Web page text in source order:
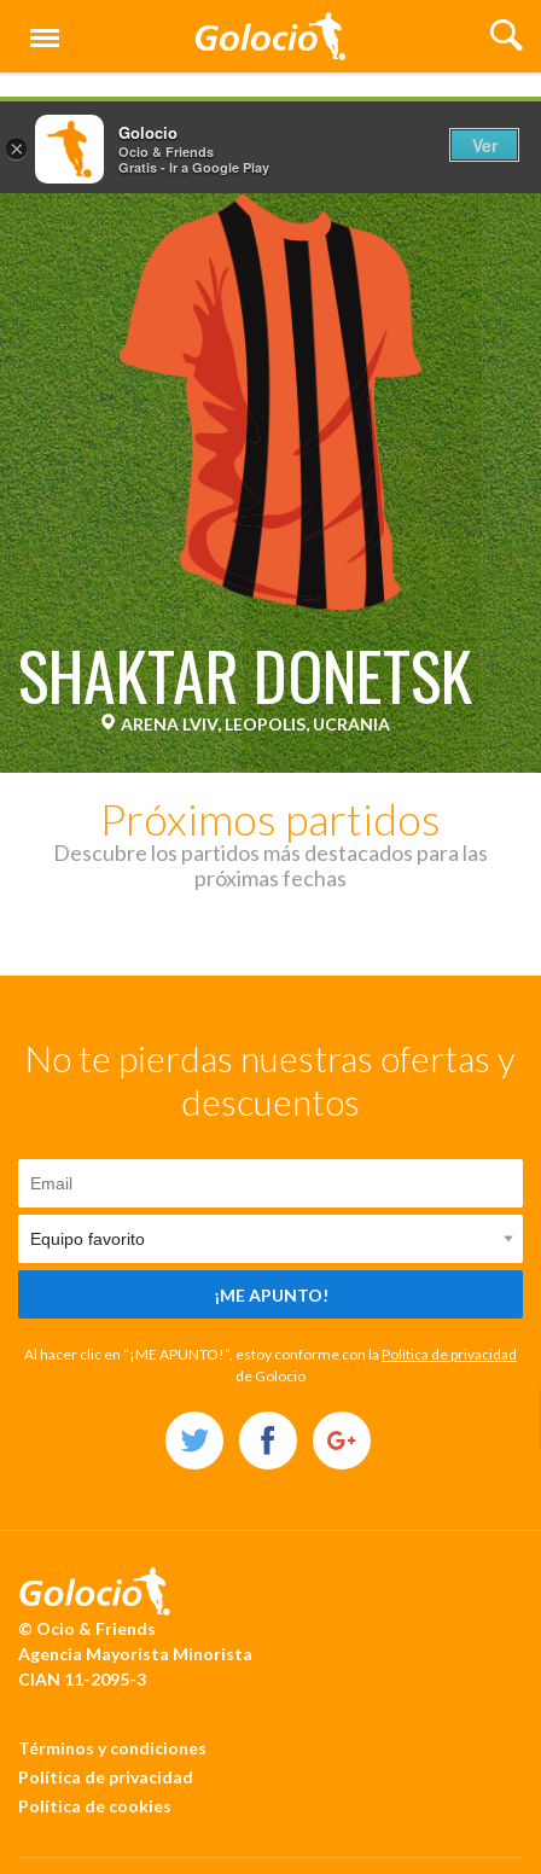
Menú
SHAKTAR DONETSK
ARENA LVIV, LEOPOLIS, UCRANIA
Próximos partidos
Descubre los partidos más destacados para las
próximas fechas
No te pierdas nuestras ofertas y
descuentos
¡ME APUNTO!
Al hacer clic en “¡ME APUNTO!”, estoy conforme con la Política de privacidad
de Golocio
© Ocio & Friends
Agencia Mayorista Minorista
CIAN 11-2095-3
Términos y condiciones
Política de privacidad
Política de cookies
×
Golocio
Ocio & Friends
Gratis - Ir a Google Play
Ver